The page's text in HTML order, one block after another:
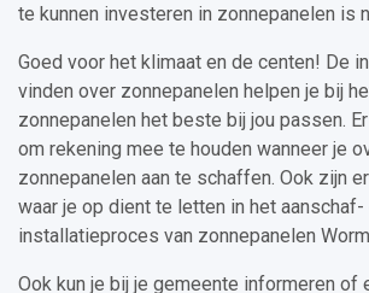
te kunnen investeren in zonnepanelen is
Goed voor het klimaat en de centen! De
vinden over zonnepanelen helpen je bij
zonnepanelen het beste bij jou passen.
om rekening mee te houden wanneer je
zonnepanelen aan te schaffen. Ook zijn
waar je op dient te letten in het aanschaf-
installatieproces van zonnepanelen
Ook kun je bij je gemeente informeren of